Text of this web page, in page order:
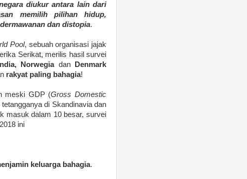
diukur antara lain dari
memilih pilihan hidup,
dan distopia.
Pool, sebuah organisasi jajak
Serikat, merilis hasil survei
Norwegiadan
Denmark
rakyat paling bahagia!
meski GDP (Gross Domestic
di Skandinavia dan
masuk dalam 10 besar, survei
ini
keluarga bahagia.